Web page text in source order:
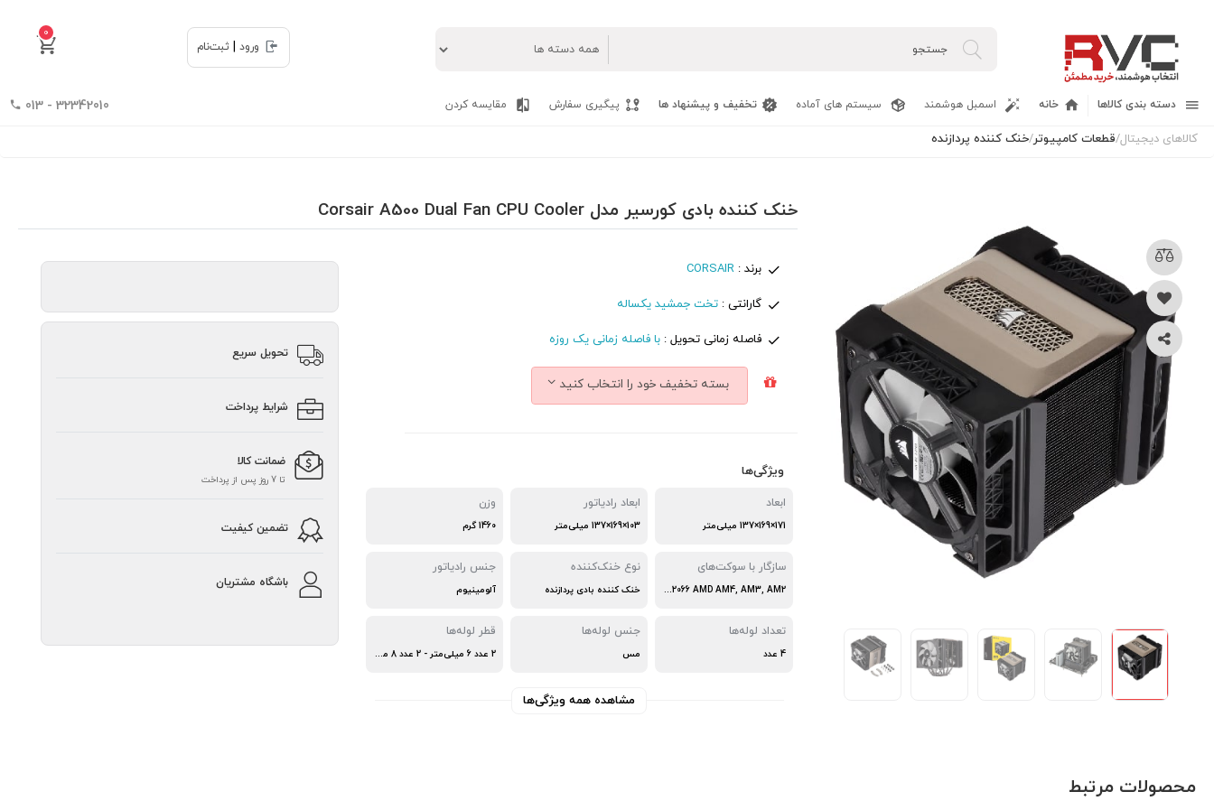
0
ورود
ثبت‌نام
دسته بندی کالاها خانه اسمبل هوشمند سیستم های آماده تخفیف و پیشنهاد ها پیگیری سفارش مقایسه کردن 32342010 - 013
کالاهای دیجیتال/قطعات کامپیوتر/خنک کننده پردازنده
خنک کننده بادی کورسیر مدل Corsair A500 Dual Fan CPU Cooler
برند : CORSAIR
گارانتی : تخت جمشید یکساله
فاصله زمانی تحویل : با فاصله زمانی یک روزه
بسته تخفیف خود را انتخاب کنید
ویژگی‌ها
ابعاد
171×169×137 میلی‌متر
ابعاد رادیاتور
103×169×137 میلی‌متر
وزن
1460 گرم
سازگار با سوکت‌های
Intel 1200, 1150, 1151, 1155, 1156, 2011, 2011-3, 2066 AMD AM4, AM3, AM2
نوع خنک‌کننده
خنک کننده بادی پردازنده
جنس رادیاتور
آلومینیوم
تعداد لوله‌ها
4 عدد
جنس لوله‌ها
مس
قطر لوله‌ها
2 عدد 6 میلی‌متر - 2 عدد 8 میلی‌متر
مشاهده همه ویژگی‌ها
تحویل سریع
شرایط پرداخت
ضمانت کالا
تا 7 روز پس از پرداخت
تضمین کیفیت
باشگاه مشتریان
محصولات مرتبط